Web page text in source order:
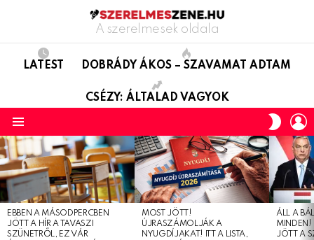
A szerelmesek oldala
LATEST DOBRÁDY ÁKOS – SZAVAMAT ADTAM
CSÉZY: ÁLTALAD VAGYOK
SKIN
LATEST
STORIES
EBBEN A MÁSODPERCBEN
JÖTT A HÍR A TAVASZI
SZÜNETRŐL, EZ VÁR
MOST JÖTT!
ÚJRASZÁMOLJÁK A
NYUGDÍJAKAT! ITT A LISTA,
ÁLL A
MINDEN!
JÖTT A